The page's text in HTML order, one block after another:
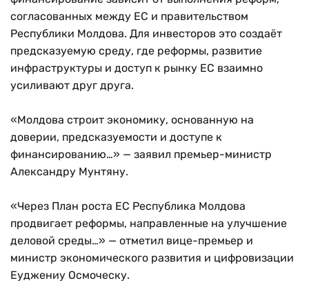
согласованных между ЕС и правительством
Республики Молдова. Для инвесторов это создаёт
предсказуемую среду, где реформы, развитие
инфраструктуры и доступ к рынку ЕС взаимно
усиливают друг друга.
«Молдова строит экономику, основанную на
доверии, предсказуемости и доступе к
финансированию…» — заявил премьер-министр
Александру Мунтяну.
«Через План роста ЕС Республика Молдова
продвигает реформы, направленные на улучшение
деловой среды…» — отметил вице-премьер и
министр экономического развития и цифровизации
Еуджениу Осмоческу.